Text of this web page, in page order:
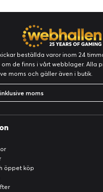
beställda varor inom 24
de finns i vårt webblager. Alla
moms och gäller även i butik.
moms
öppet köp